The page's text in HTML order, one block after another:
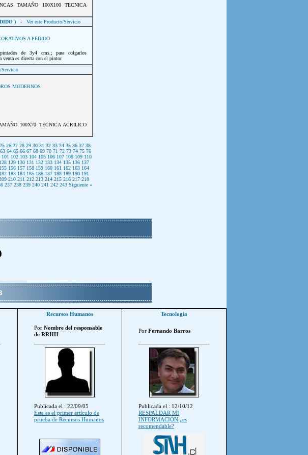
TAMAÑO 100X100 TECNICA
)
- Ver este Producto/Servicio
A PEDIDO
de 3y4 cms.; para colgarlos
venta es directa con el pintor
Servicio
MODERNOS
100X70 TECNICA ACRILICO
25 26 27 28 29 30 31 32 33 34 35 36 37 38
63 64 65 66 67 68 69 70 71 72 73 74 75 76
101 102 103 104 105 106 107 108 109 110
128 129 130 131 132 133 134 135 136 137
155 156 157 158 159 160 161 162 163 164
182 183 184 185 186 187 188 189 190 191
210 211 212 213 214 215 216 217 218
237 238 239 240 241 242 243 Siguiente »
Recursos Humanos
Por Nombre del responsable
de RRHH
Publicada el : 22/09/05
Este es el primer artículo de
prueba de Recursos Humanos
Tecnología
Por Fernando Barros
Publicada el : 12/10/12
RESPALDAR MI
INFORMACIÓN ¿es
recomendable?